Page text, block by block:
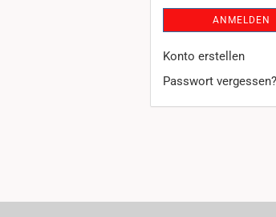
ANMELDEN
Konto erstellen
Passwort vergessen?